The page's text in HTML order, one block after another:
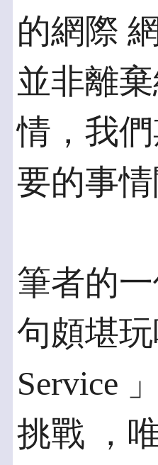
的網際
並非離
情，我
要的事情
筆者的
句頗堪
Service
挑戰 ，